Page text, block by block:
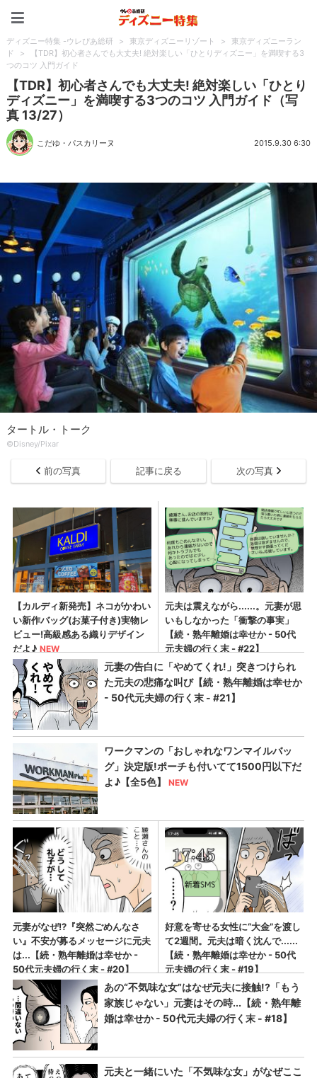
ディズニー特集 -ウレぴあ総研 > 東京ディズニーリゾート >
東京ディズニーラン
ド
>
【TDR】初心者さんでも大丈夫! 絶対楽しい「ひとりディズニー」を満喫する3
つのコツ 入門ガイド
【TDR】初心者さんでも大丈夫! 絶対楽しい「ひとり
ディズニー」を満喫する3つのコツ 入門ガイド（写
真 13/27）
こだゆ・パスカリーヌ 2015.9.30 6:30
タートル・トーク
©︎Disney/Pixar
前の写真 記事に戻る 次の写真